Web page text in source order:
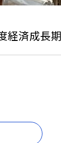
経済成長